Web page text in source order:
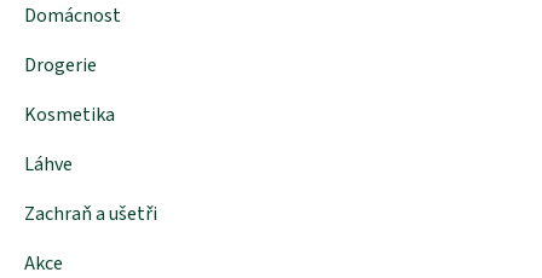
Domácnost
Drogerie
Kosmetika
Láhve
Zachraň a ušetři
Akce